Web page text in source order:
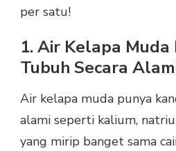
per satu!
1. Air Kelapa
Tubuh Secara
Air kelapa muda punya
alami seperti kalium,
yang mirip banget sama